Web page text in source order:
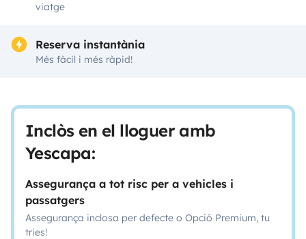
viatge
Reserva instantània
Més fàcil i més ràpid!
Inclòs en el lloguer amb
Yescapa:
Assegurança a tot risc per a vehicles i
passatgers
Assegurança inclosa per defecte o Opció Premium, tu
tries!